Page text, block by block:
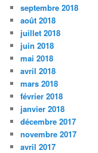
septembre 2018
août 2018
juillet 2018
juin 2018
mai 2018
avril 2018
mars 2018
février 2018
janvier 2018
décembre 2017
novembre 2017
avril 2017